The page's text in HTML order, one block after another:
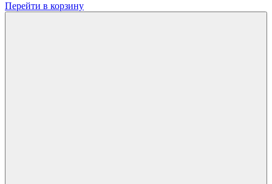
Перейти в корзину